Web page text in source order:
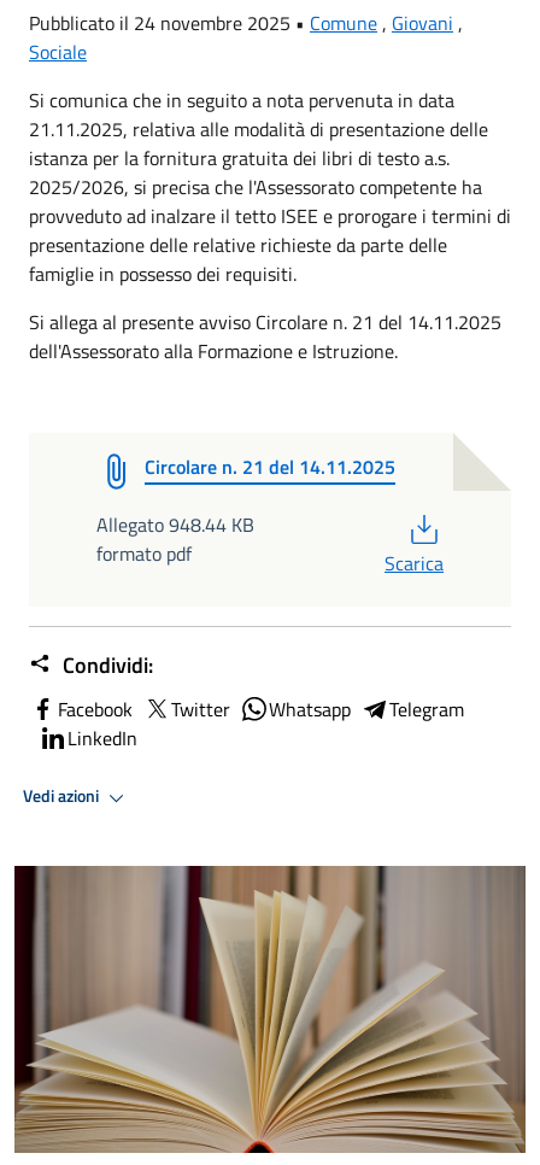
Pubblicato il 24 novembre 2025 • Comune , Giovani ,
Sociale
Si comunica che in seguito a nota pervenuta in data
21.11.2025, relativa alle modalità di presentazione delle
istanza per la fornitura gratuita dei libri di testo a.s.
2025/2026, si precisa che l'Assessorato competente ha
provveduto ad inalzare il tetto ISEE e prorogare i termini di
presentazione delle relative richieste da parte delle
famiglie in possesso dei requisiti.
Si allega al presente avviso Circolare n. 21 del 14.11.2025
dell'Assessorato alla Formazione e Istruzione.
Circolare n. 21 del 14.11.2025
Allegato 948.44 KB
formato pdf
Scarica
Condividi:
Facebook Twitter Whatsapp
Telegram
LinkedIn
Vedi azioni